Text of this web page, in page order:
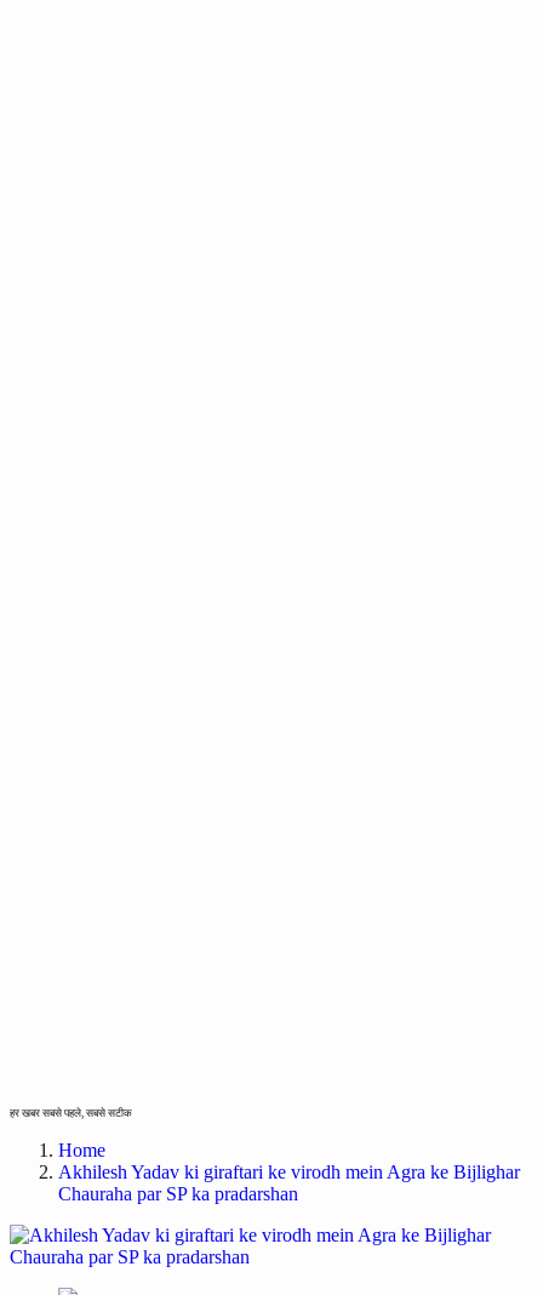
हर खबर सबसे पहले, सबसे सटीक
Home
Akhilesh Yadav ki giraftari ke virodh mein Agra ke Bijlighar
Chauraha par SP ka pradarshan